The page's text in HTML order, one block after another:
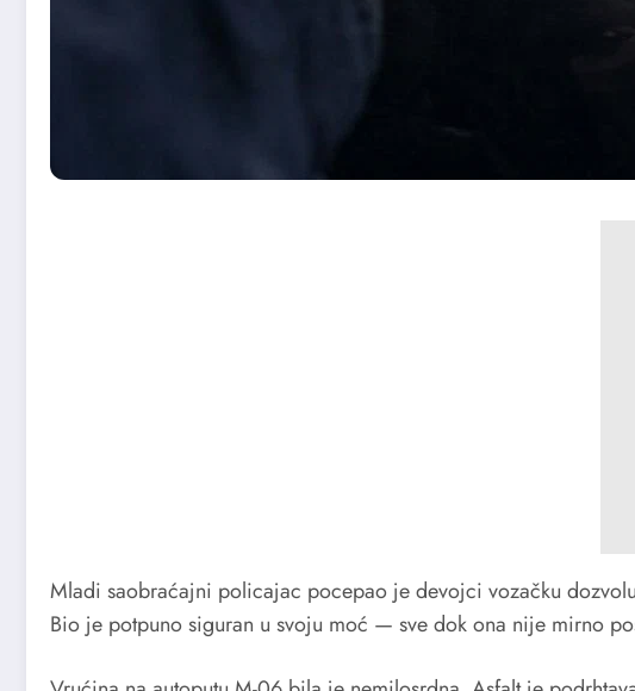
Mladi saobraćajni policajac pocepao je devojci vozačku
Bio je potpuno siguran u svoju moć — sve dok ona nije mirno